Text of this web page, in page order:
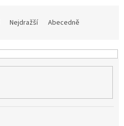
Nejdražší Abecedně